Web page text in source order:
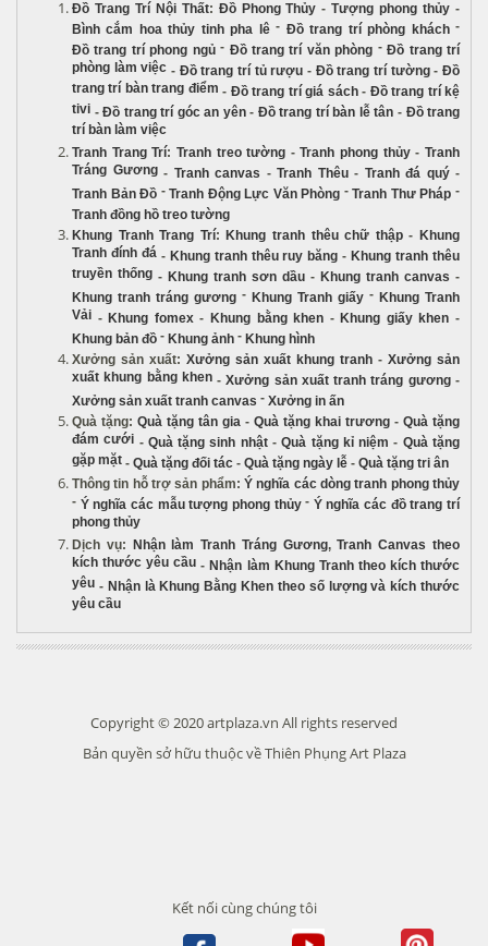
Đồ Trang Trí Nội Thất: Đồ Phong Thủy -Tượng phong thủy -
Bình cắm hoa thủy tinh pha lê- Đồ trang trí phòng khách-
Đồ trang trí phong ngủ- Đồ trang trí văn phòng -Đồ trang trí
phòng làm việc - Đồ trang trí tủ rượu - Đồ trang trí tường-Đồ
trang trí bàn trang điểm - Đồ trang trí giá sách- Đồ trang trí kệ
tivi -Đồ trang trí góc an yên- Đồ trang trí bàn lễ tân - Đồ trang
trí bàn làm việc
Tranh Trang Trí: Tranh treo tường -Tranh phong thủy-Tranh
Tráng Gương- Tranh canvas - Tranh Thêu- Tranh đá quý-
Tranh Bản Đồ -Tranh Động Lực Văn Phòng -Tranh Thư Pháp -
Tranh đồng hồ treo tường
Khung Tranh Trang Trí: Khung tranh thêu chữ thập- Khung
Tranh đính đá- Khung tranh thêu ruy băng - Khung tranh thêu
truyền thống - Khung tranh sơn dầu - Khung tranh canvas -
Khung tranh tráng gương - Khung Tranh giấy - Khung Tranh
Vải - Khung fomex- Khung bằng khen - Khung giấy khen -
Khung bản đồ - Khung ảnh - Khung hình
Xưởng sản xuất: Xưởng sản xuất khung tranh - Xưởng sản
xuất khung bằng khen-Xưởng sản xuất tranh tráng gương-
Xưởng sản xuất tranh canvas - Xưởng in ấn
Quà tặng: Quà tặng tân gia - Quà tặng khai trương - Quà tặng
đám cưới - Quà tặng sinh nhật-Quà tặng kỉ niệm - Quà tặng
gặp mặt - Quà tặng đối tác - Quà tặng ngày lễ - Quà tặng tri ân
Thông tin hỗ trợ sản phẩm:Ý nghĩa các dòng tranh phong thủy
- Ý nghĩa các mẫu tượng phong thủy- Ý nghĩa các đồ trang trí
phong thủy
Dịch vụ: Nhận làm Tranh Tráng Gương,Tranh Canvas theo
kích thước yêu cầu - Nhận làm Khung Tranh theo kích thước
yêu - Nhận là Khung Bằng Khen theo số lượng và kích thước
yêu cầu
Copyright © 2020 artplaza.vn All rights reserved
Bản quyền sở hữu thuộc về Thiên Phụng Art Plaza
Kết nối cùng chúng tôi